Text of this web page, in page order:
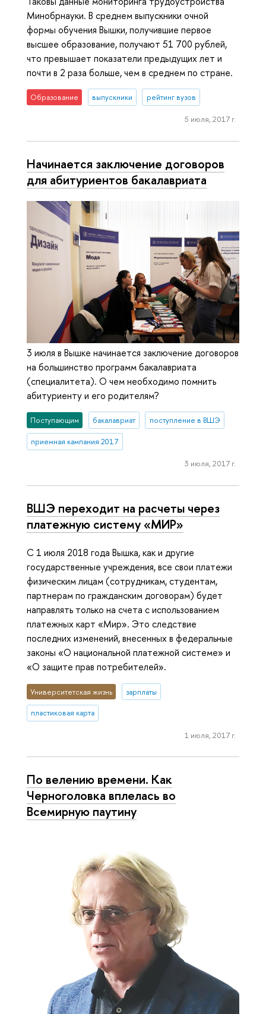
Минобрнауки. В среднем выпускники очной
формы обучения Вышки, получившие первое
высшее образование, получают 51 700 рублей,
что превышает показатели предыдущих лет и
почти в 2 раза больше, чем в среднем по стране.
Образование выпускники рейтинг вузов
5 июля, 2017 г.
Начинается заключение договоров
для абитуриентов бакалавриата
3 июля в Вышке начинается заключение договоров
на большинство программ бакалавриата
(специалитета). О чем необходимо помнить
абитуриенту и его родителям?
Поступающим бакалавриат поступление в ВШЭ
приемная кампания 2017
3 июля, 2017 г.
ВШЭ переходит на расчеты через
платежную систему «МИР»
С 1 июля 2018 года Вышка, как и другие
государственные учреждения, все свои платежи
физическим лицам (сотрудникам, студентам,
партнерам по гражданским договорам) будет
направлять только на счета с использованием
платежных карт «Мир». Это следствие
последних изменений, внесенных в федеральные
законы «О национальной платежной системе» и
«О защите прав потребителей».
Университетская жизнь зарплаты
пластиковая карта
1 июля, 2017 г.
По велению времени. Как
Черноголовка вплелась во
Всемирную паутину